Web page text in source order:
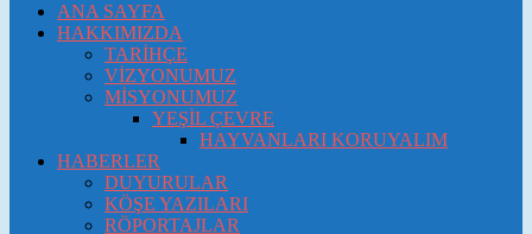
ANA SAYFA
HAKKIMIZDA
TARİHÇE
VİZYONUMUZ
MİSYONUMUZ
YEŞİL ÇEVRE
HAYVANLARI KORUYALIM
HABERLER
DUYURULAR
KÖŞE YAZILARI
RÖPORTAJLAR